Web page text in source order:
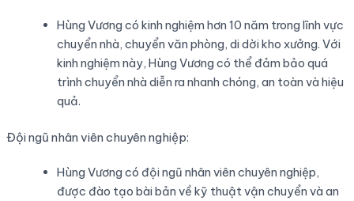
Hùng Vương có kinh nghiệm hơn 10 năm trong lĩnh vực
chuyển nhà, chuyển văn phòng, di dời kho xưởng. Với
kinh nghiệm này, Hùng Vương có thể đảm bảo quá
trình chuyển nhà diễn ra nhanh chóng, an toàn và hiệu
quả.
Đội ngũ nhân viên chuyên nghiệp:
Hùng Vương có đội ngũ nhân viên chuyên nghiệp,
được đào tạo bài bản về kỹ thuật vận chuyển và an